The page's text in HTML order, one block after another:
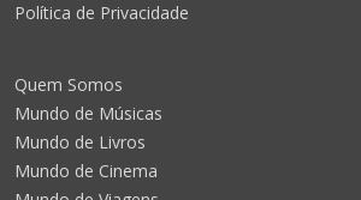
Política de Privacidade
Quem Somos
Mundo de Músicas
Mundo de Livros
Mundo de Cinema